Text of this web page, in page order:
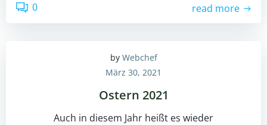
0 read more
by Webchef
März 30, 2021
Ostern 2021
Auch in diesem Jahr heißt es wieder